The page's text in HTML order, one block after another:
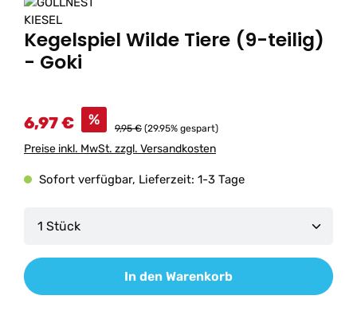
Kegelspiel Wilde Tiere (9-teilig)
- Goki
6,97 € % 9,95 € (29.95% gespart)
Preise inkl. MwSt. zzgl. Versandkosten
Sofort verfügbar, Lieferzeit: 1-3 Tage
Produkt Anzahl: Gib den gewünschten Wert
In den Warenkorb